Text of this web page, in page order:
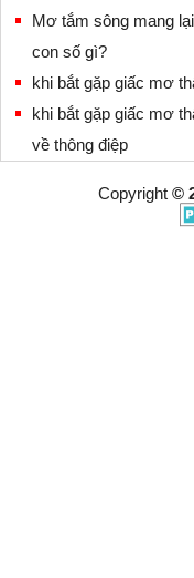
Mơ tắm sông mang
con số gì?
khi bắt gặp giấc mơ
khi bắt gặp giấc mơ
về thông điệp
Copyright ©